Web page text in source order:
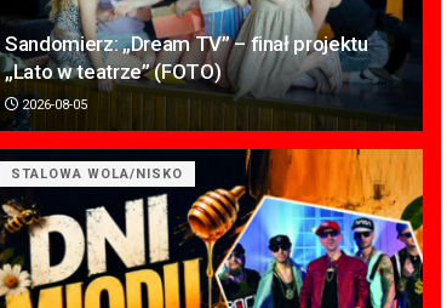
Sandomierz: „Dream TV” – finał projektu
„Lato w teatrze” (FOTO)
2026-08-05
STALOWA WOLA/NISKO